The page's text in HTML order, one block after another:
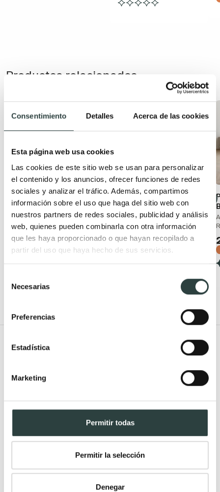
Consentimiento Detalles Acerca de las cookies
Esta página web usa cookies
Las cookies de este sitio web se usan para personalizar
el contenido y los anuncios, ofrecer funciones de redes
sociales y analizar el tráfico. Además, compartimos
información sobre el uso que haga del sitio web con
nuestros partners de redes sociales, publicidad y análisis
web, quienes pueden combinarla con otra información
que les haya proporcionado o que hayan recopilado a
partir del uso que haya hecho de sus servicios.
Necesarias
Preferencias
Estadística
Marketing
Permitir todas
Permitir la selección
Denegar
Productos relacionados
Pack inodoro + bidé
Roc Bruntec
Al suelo, Rimless con tapa
amortiguada
249,63€406,56€
−39%
(7)
Inodoro compacto
Bruntec Roundy
A suelo tornado tapa
amortiguada extra slim
195,00€286,77€
−32%
(3)
Todo Muebles de baño
Muebles de baño Modernos
natural
Muebles de baño vintage y
neoclásicos
Mueble de baño de madera
Muebles de baño Salgar
Lavabos baratos
Lavabos pequeños
Lavabos a medida
Lavabos pedestal
Lavabos encastrados
Lavabos suspendidos